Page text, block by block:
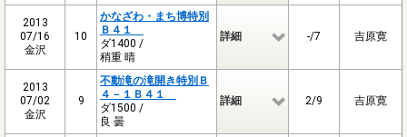
2013
07/16
金沢
10
かなざわ・まち博特別
Ｂ４１
ダ1400 /
稍重 晴
詳細 -/7 吉原寛
2013
07/02
金沢
9
不動滝の滝開き特別Ｂ
４－１Ｂ４１
ダ1500 /
良 曇
詳細 2/9 吉原寛